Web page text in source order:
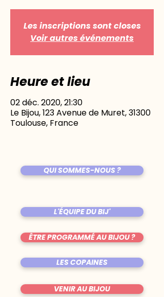
Les inscriptions sont closes
Voir autres événements
Heure et lieu
02 déc. 2020, 21:30
Le Bijou, 123 Avenue de Muret, 31300
Toulouse, France
QUI SOMMES-NOUS ?
L'ÉQUIPE DU BIJ'
ÊTRE PROGRAMMÉ AU BIJOU ?
LES COPAINES
VENIR AU BIJOU